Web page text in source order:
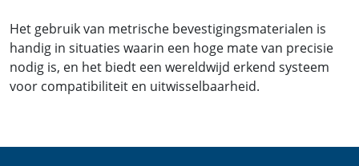
Het gebruik van metrische bevestigingsmaterialen is
handig in situaties waarin een hoge mate van precisie
nodig is, en het biedt een wereldwijd erkend systeem
voor compatibiliteit en uitwisselbaarheid.